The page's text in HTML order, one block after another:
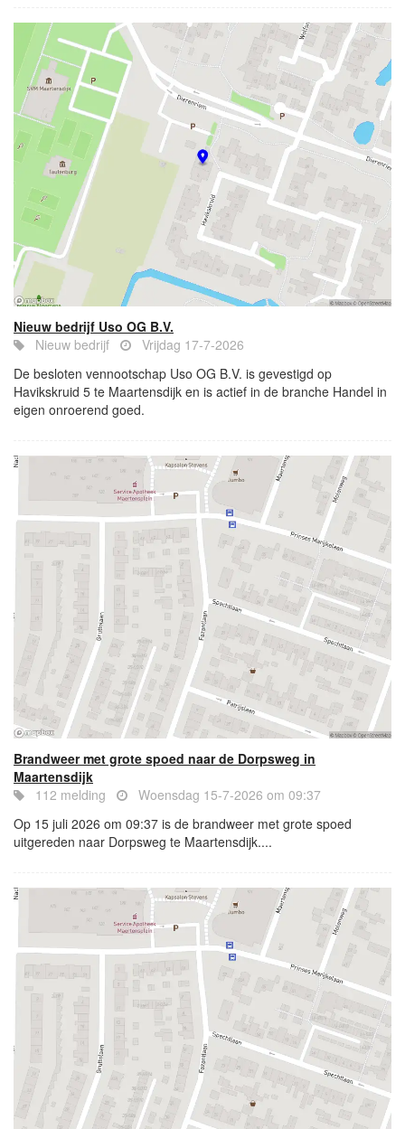
Nieuw bedrijf Uso OG B.V.
Nieuw bedrijf
Vrijdag 17-7-2026
De besloten vennootschap Uso OG B.V. is gevestigd op
Havikskruid 5 te Maartensdijk en is actief in de branche Handel in
eigen onroerend goed.
Brandweer met grote spoed naar de Dorpsweg in
Maartensdijk
112 melding
Woensdag 15-7-2026 om 09:37
Op 15 juli 2026 om 09:37 is de brandweer met grote spoed
uitgereden naar Dorpsweg te Maartensdijk....